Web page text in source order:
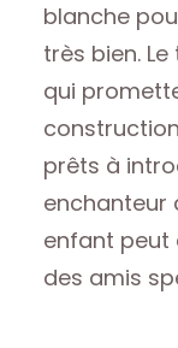
blanche
très bien.
qui
prêts à
enchanteur
enfant peut
des amis